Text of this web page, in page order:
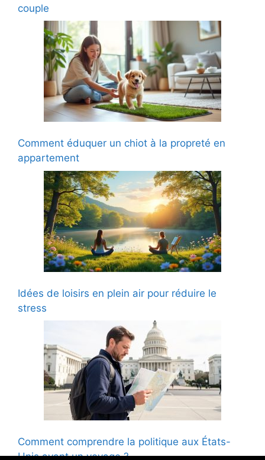
couple
Comment éduquer un chiot à la propreté en
appartement
Idées de loisirs en plein air pour réduire le
stress
Comment comprendre la politique aux États-
Unis avant un voyage ?